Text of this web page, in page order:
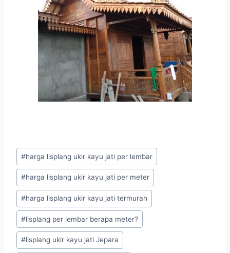
#harga lisplang ukir kayu jati per lembar
#harga lisplang ukir kayu jati per meter
#harga lisplang ukir kayu jati termurah
#lisplang per lembar berapa meter?
#lisplang ukir kayu jati Jepara